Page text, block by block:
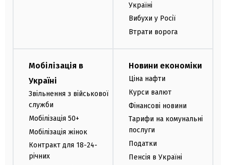
Україні
Вибухи у Росії
Втрати ворога
Мобілізація в
Україні
Звільнення з військової
служби
Мобілізація 50+
Мобілізація жінок
Контракт для 18-24-
річних
Новини економіки
Ціна нафти
Курси валют
Фінансові новини
Тарифи на комунальні
послуги
Податки
Пенсія в Україні